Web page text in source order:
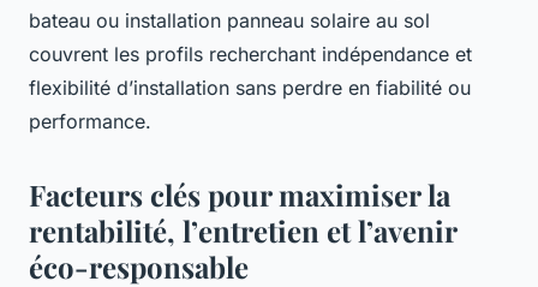
bateau ou installation panneau solaire au sol
couvrent les profils recherchant indépendance et
flexibilité d’installation sans perdre en fiabilité ou
performance.
Facteurs clés pour maximiser la
rentabilité, l’entretien et l’avenir
éco-responsable